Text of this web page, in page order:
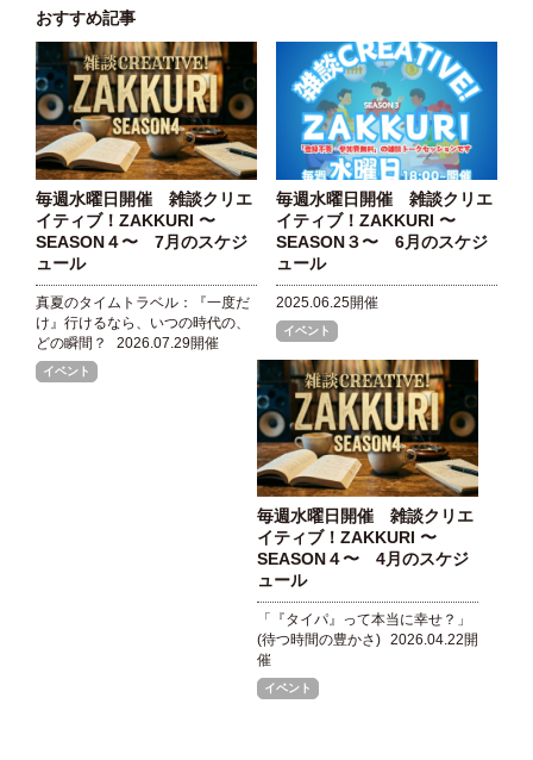
おすすめ記事
毎週水曜日開催 雑談クリエ
イティブ！ZAKKURI 〜
SEASON４〜 7月のスケジ
ュール
真夏のタイムトラベル：『一度だ
け』行けるなら、いつの時代の、
どの瞬間？
2026.07.29開催
イベント
毎週水曜日開催 雑談クリエ
イティブ！ZAKKURI 〜
SEASON３〜 6月のスケジ
ュール
2025.06.25開催
イベント
毎週水曜日開催 雑談クリエ
イティブ！ZAKKURI 〜
SEASON４〜 4月のスケジ
ュール
「『タイパ』って本当に幸せ？」
(待つ時間の豊かさ) 2026.04.22開
催
イベント